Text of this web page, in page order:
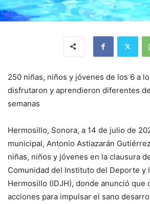
250 niñas, niños y jóvenes de los 6 a
disfrutaron y aprendieron diferentes
semanas
Hermosillo, Sonora, a 14 de julio de
municipal, Antonio Astiazarán
niñas, niños y jóvenes en la clausura
Comunidad del Instituto del Deporte y
Hermosillo (IDJH), donde anunció que
acciones para impulsar el sano